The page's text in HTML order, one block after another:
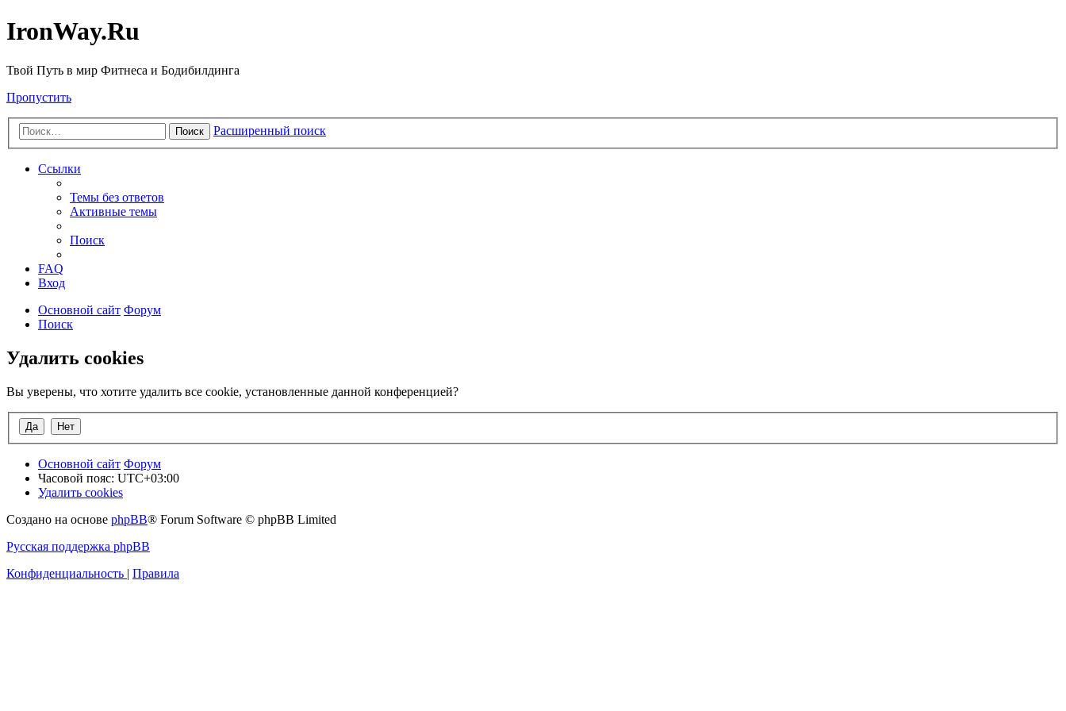
IronWay.Ru
Твой Путь в мир Фитнеса и Бодибилдинга
Пропустить
Поиск Расширенный поиск
Ссылки
Темы без ответов
Активные темы
Поиск
FAQ
Вход
Основной сайт Форум
Поиск
Удалить cookies
Вы уверены, что хотите удалить все cookie, установленные данной конференцией?
Основной сайт Форум
Часовой пояс: UTC+03:00
Удалить cookies
Создано на основе phpBB® Forum Software © phpBB Limited
Русская поддержка phpBB
Конфиденциальность | Правила